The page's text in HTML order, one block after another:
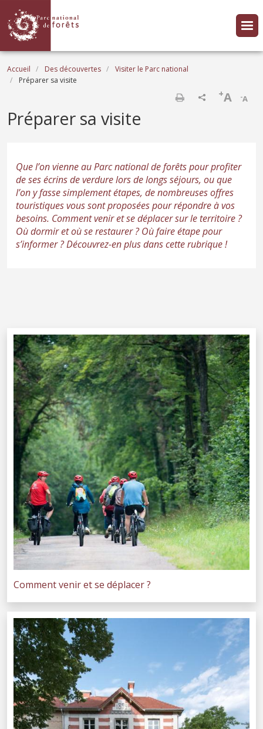
Fil d'Ariane
Accueil Des découvertes
Visiter le Parc national
Préparer sa visite
-A
+A
Préparer sa visite
Que l’on vienne au Parc national de forêts pour profiter
de ses écrins de verdure lors de longs séjours, ou que
l’on y fasse simplement étapes, de nombreuses offres
touristiques vous sont proposées pour répondre à vos
besoins. Comment venir et se déplacer sur le territoire ?
Où dormir et où se restaurer ? Où faire étape pour
s’informer ? Découvrez-en plus dans cette rubrique !
Comment venir et se déplacer ?